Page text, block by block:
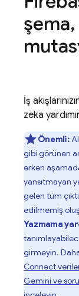
şema,
İş
zeka
Önemli:
gibi görünen
erken
yansıtmayan
gelen tüm
edilmemiş
Yazmama
girmeyin.
Connect
Gemini ve